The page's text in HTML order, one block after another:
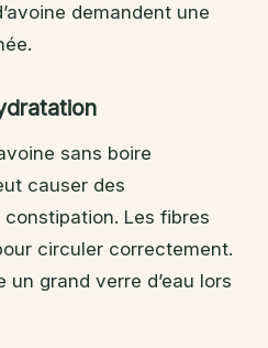
demandent une
sans boire
causer des
Les fibres
circuler correctement.
grand verre d’eau lors